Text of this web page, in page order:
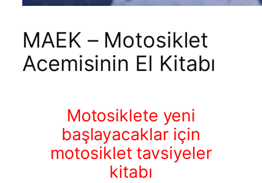
MAEK – Motosiklet
Acemisinin El Kitabı
Motosiklete yeni
başlayacaklar için
motosiklet tavsiyeler
kitabı